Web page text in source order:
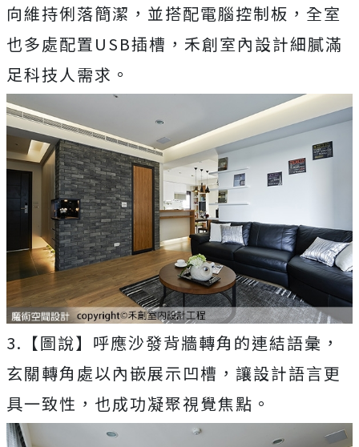
向維持俐落簡潔，並搭配電腦控制板，全室
也多處配置USB插槽，禾創室內設計細膩滿
足科技人需求。
3.【圖說】呼應沙發背牆轉角的連結語彙，
玄關轉角處以內嵌展示凹槽，讓設計語言更
具一致性，也成功凝聚視覺焦點。